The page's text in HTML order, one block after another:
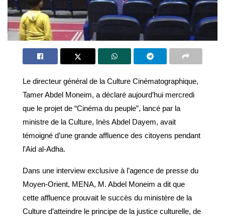
Le directeur général de la Culture Cinématographique,
Tamer Abdel Moneim, a déclaré aujourd’hui mercredi
que le projet de “Cinéma du peuple”, lancé par la
ministre de la Culture, Inès Abdel Dayem, avait
témoigné d’une grande affluence des citoyens pendant
l’Aid al-Adha.
Dans une interview exclusive à l’agence de presse du
Moyen-Orient, MENA, M. Abdel Moneim a dit que
cette affluence prouvait le succès du ministère de la
Culture d’atteindre le principe de la justice culturelle, de